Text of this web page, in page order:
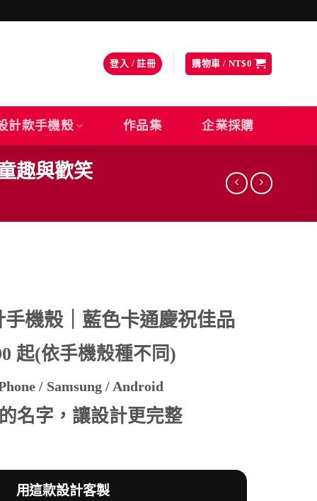
登入 / 註冊 購物車 / NT$0
計款手機殼 作品集 企業採購
趣與歡笑
。
機殼｜藍色卡通慶祝佳品
起(依手機殼種不同)
/ Samsung / Android
名字，讓設計更完整
用這款設計客製